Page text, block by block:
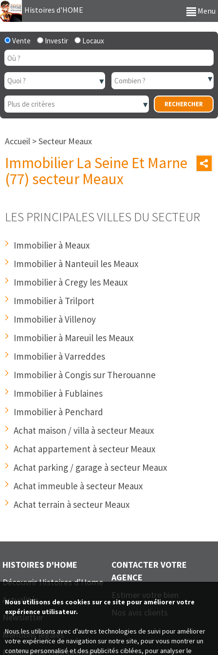
Histoires d'HOME Menu
Vente Investir Locaux
Accueil >Secteur Meaux
Immobilier La Seine Et Marne
(77) secteur Meaux
LES PRINCIPALES VILLES DU SECTEUR
Immobilier à Meaux
Immobilier à Nanteuil les Meaux
Immobilier à Cregy les Meaux
Immobilier à Trilport
Immobilier à Villenoy
Immobilier à Mareuil les Meaux
Immobilier à Varreddes
Immobilier à Congis sur Therouanne
Immobilier à Fublaines
Immobilier à Penchard
Achat maison / villa à secteur Meaux
Achat appartement à secteur Meaux
Achat parking / garage à secteur Meaux
Achat immeuble à secteur Meaux
Achat terrain à secteur Meaux
HISTOIRES D'HOME
Découvrir Histoires d'Home
Actualités
Newsletter
Mentions légales
Politique de confidentialité
CONTACTER VOTRE
AGENCE
Estimer votre bien
Nos avis clients
Nous utilisons des cookies sur ce site pour améliorer votre
expérience utilisateur.
Nous les utilisons avec d'autres technologies de suivi pour améliorer
votre expérience de navigation sur notre site, pour vous montrer un
contenu personnalisé et des publicités ciblées, pour analyser le